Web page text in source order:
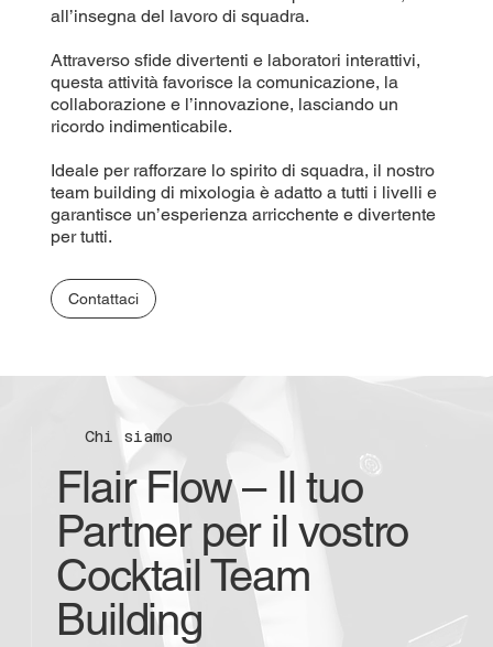
all’insegna del lavoro di squadra.
Attraverso sfide divertenti e laboratori interattivi,
questa attività favorisce la comunicazione, la
collaborazione e l’innovazione, lasciando un
ricordo indimenticabile.
Ideale per rafforzare lo spirito di squadra, il nostro
team building di mixologia è adatto a tutti i livelli e
garantisce un’esperienza arricchente e divertente
per tutti.
Contattaci
Chi siamo
Flair Flow – Il tuo
Partner per il vostro
Cocktail Team
Building